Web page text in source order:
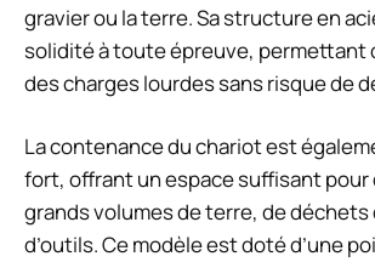
gravier ou la terre. Sa structure en
solidité à toute épreuve, permettant
des charges lourdes sans risque de
La contenance du chariot est
fort, offrant un espace suffisant pour
grands volumes de terre, de déchets
d’outils. Ce modèle est doté d’une